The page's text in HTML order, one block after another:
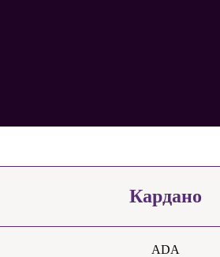
Кардано
ADA